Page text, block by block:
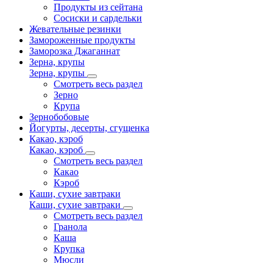
Продукты из сейтана
Сосиски и сардельки
Жевательные резинки
Замороженные продукты
Заморозка Джаганнат
Зерна, крупы
Зерна, крупы
Смотреть весь раздел
Зерно
Крупа
Зернобобовые
Йогурты, десерты, сгущенка
Какао, кэроб
Какао, кэроб
Смотреть весь раздел
Какао
Кэроб
Каши, сухие завтраки
Каши, сухие завтраки
Смотреть весь раздел
Гранола
Каша
Крупка
Мюсли